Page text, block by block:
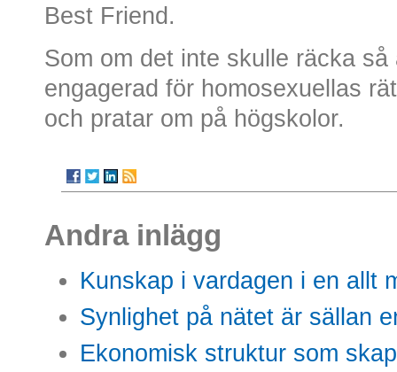
Best Friend.
Som om det inte skulle räcka
engagerad för homosexuellas
och pratar om på högskolor.
Andra inlägg
Kunskap i vardagen i en allt
Synlighet på nätet är sällan
Ekonomisk struktur som